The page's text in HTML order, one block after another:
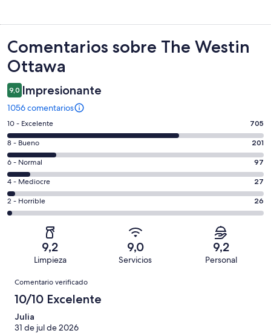
Comentarios
Comentarios sobre The Westin
Ottawa
9,0 Impresionante
1056 comentarios
705
comentarios
de
un
total
de
1056
con
puntuación
10 - Excelente 705
201
comentarios
de
un
total
de
puntuación
8 - Bueno 201
97
comentarios
de
un
total
puntuación
Normal
6 - Normal 97
27
comentarios
de
una
puntuación
4 - Mediocre 27
26
comentarios
1056
una
puntuación
de
2 - Horrible 26
9,2
Limpieza
9,0
Servicios
9,2
Personal
Comentarios
Comentario verificado
10/10 Excelente
Julia
31 de jul de 2026